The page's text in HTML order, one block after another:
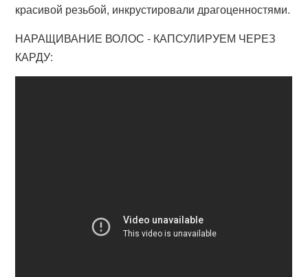
красивой резьбой, инкрустировали драгоценностями.
НАРАЩИВАНИЕ ВОЛОС - КАПСУЛИРУЕМ ЧЕРЕЗ
КАРДУ: